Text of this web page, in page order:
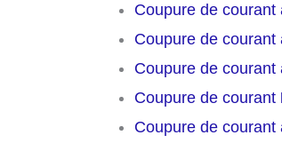
Coupure de courant
Coupure de courant
Coupure de courant
Coupure de courant
Coupure de courant